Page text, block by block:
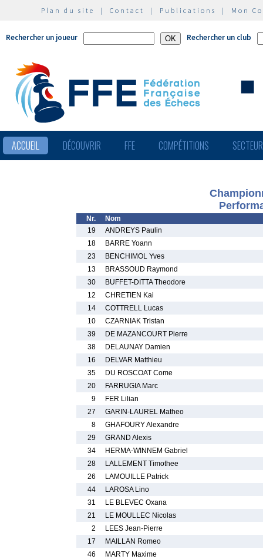
Plan du site | Contact | Publications | Mon
Rechercher un joueur Rechercher un club
ACCUEIL DÉCOUVRIR FFE COMPÉTITIONS
Nr.
Nom
19
ANDREYS Paulin
18
BARRE Yoann
23
BENCHIMOL Yves
13
BRASSOUD Raymond
30
BUFFET-DITTA Theodore
12
CHRETIEN Kai
14
COTTRELL Lucas
10
CZARNIAK Tristan
39
DE MAZANCOURT Pierre
38
DELAUNAY Damien
16
DELVAR Matthieu
35
DU ROSCOAT Come
20
FARRUGIA Marc
9
FER Lilian
27
GARIN-LAUREL Matheo
8
GHAFOURY Alexandre
29
GRAND Alexis
34
HERMA-WINNEM Gabriel
28
LALLEMENT Timothee
26
LAMOUILLE Patrick
44
LAROSA Lino
31
LE BLEVEC Oxana
21
LE MOULLEC Nicolas
2
LEES Jean-Pierre
17
MAILLAN Romeo
46
MARTY Maxime